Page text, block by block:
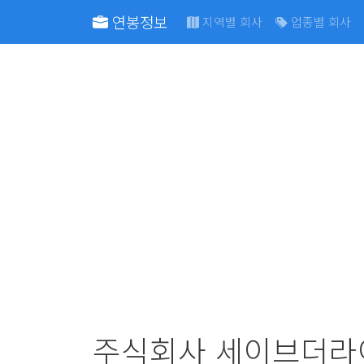
연봉정보 지역별 회사 업종별 회사
주식회사 세이브더